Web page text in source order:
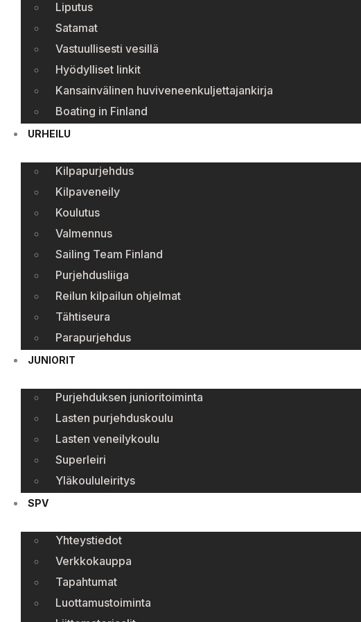
Liputus
Satamat
Vastuullisesti vesillä
Hyödylliset linkit
Kansainvälinen huviveneenkuljettajankirja
Boating in Finland
URHEILU
Kilpapurjehdus
Kilpaveneily
Koulutus
Valmennus
Sailing Team Finland
Purjehdusliiga
Reilun kilpailun ohjelmat
Tähtiseura
Parapurjehdus
JUNIORIT
Purjehduksen junioritoiminta
Lasten purjehduskoulu
Lasten veneilykoulu
Superleiri
Yläkoululeiritys
SPV
Yhteystiedot
Verkkokauppa
Tapahtumat
Luottamustoiminta